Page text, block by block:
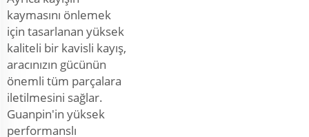
kaymasını önlemek
için tasarlanan yüksek
kaliteli bir kavisli kayış,
aracınızın gücünün
önemli tüm parçalara
iletilmesini sağlar.
Guanpin'in yüksek
performanslı